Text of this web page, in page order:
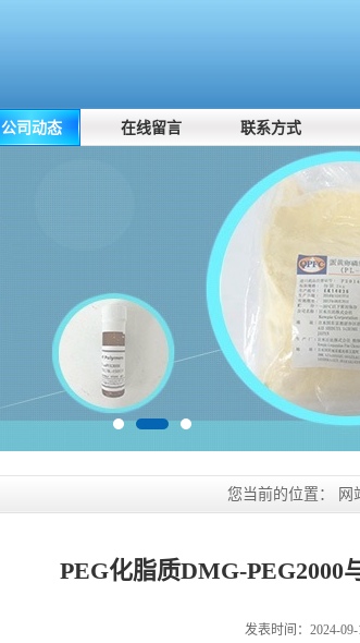
公司动态 在线留言 联系方式
您当前的位置： 网
PEG化脂质DMG-PEG2000
发表时间：2024-09-